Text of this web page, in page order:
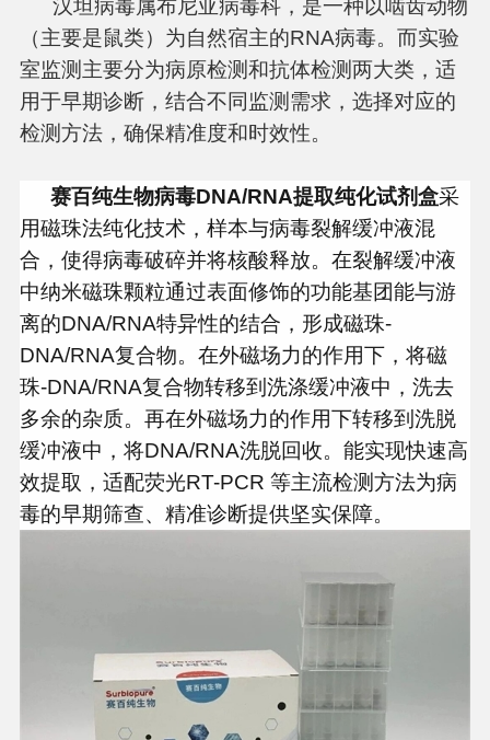
汉坦病毒属布尼亚病毒科，是一种以啮齿动物
（主要是鼠类）为自然宿主的RNA病毒。而实验
室监测主要分为病原检测和抗体检测两大类，适
用于早期诊断，结合不同监测需求，选择对应的
检测方法，确保精准度和时效性。
赛百纯生物病毒DNA/RNA提取纯化试剂盒采
用磁珠法纯化技术，样本与病毒裂解缓冲液混
合，使得病毒破碎并将核酸释放。在裂解缓冲液
中纳米磁珠颗粒通过表面修饰的功能基团能与游
离的DNA/RNA特异性的结合，形成磁珠-
DNA/RNA复合物。在外磁场力的作用下，将磁
珠-DNA/RNA复合物转移到洗涤缓冲液中，洗去
多余的杂质。再在外磁场力的作用下转移到洗脱
缓冲液中，将DNA/RNA洗脱回收。能实现快速高
效提取，适配荧光RT-PCR 等主流检测方法为病
毒的早期筛查、精准诊断提供坚实保障。